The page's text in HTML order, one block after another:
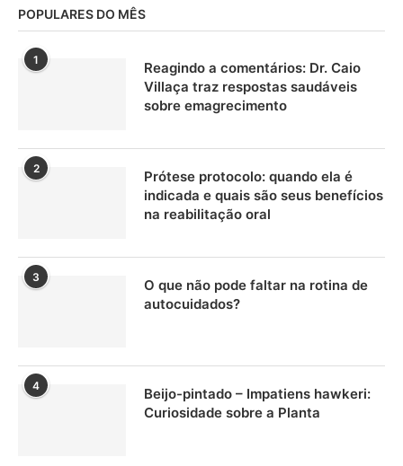
POPULARES DO MÊS
1
Reagindo a comentários: Dr. Caio
Villaça traz respostas saudáveis
sobre emagrecimento
2
Prótese protocolo: quando ela é
indicada e quais são seus benefícios
na reabilitação oral
3
O que não pode faltar na rotina de
autocuidados?
4
Beijo-pintado – Impatiens hawkeri:
Curiosidade sobre a Planta